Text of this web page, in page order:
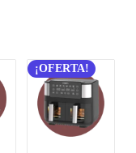
¡OFERTA!